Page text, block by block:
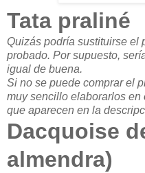
Tata praliné
Quizás podría sustituirse el
probado. Por supuesto,
igual de buena.
Si no se puede comprar el
muy sencillo elaborarlos
que aparecen en la
Dacquoise
almendra)